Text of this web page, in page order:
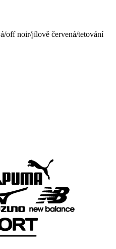
off noir/jílově červená/tetování